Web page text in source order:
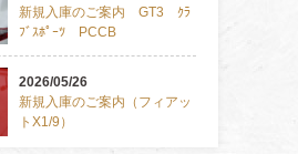
新規入庫のご案内 GT3 ｸﾗ
ﾌﾞｽﾎﾟｰﾂ PCCB
2026/05/26
新規入庫のご案内（フィアッ
トX1/9）